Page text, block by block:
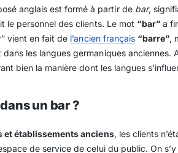
anglais est formé à partir de bar,
le personnel des clients. Le mot “bar”a
vient en fait de l’ancien français “barre”,
les langues germaniques anciennes.
bien la manière dont les langues
un bar ?
et établissements anciens, les clients
de service de celui du public. On